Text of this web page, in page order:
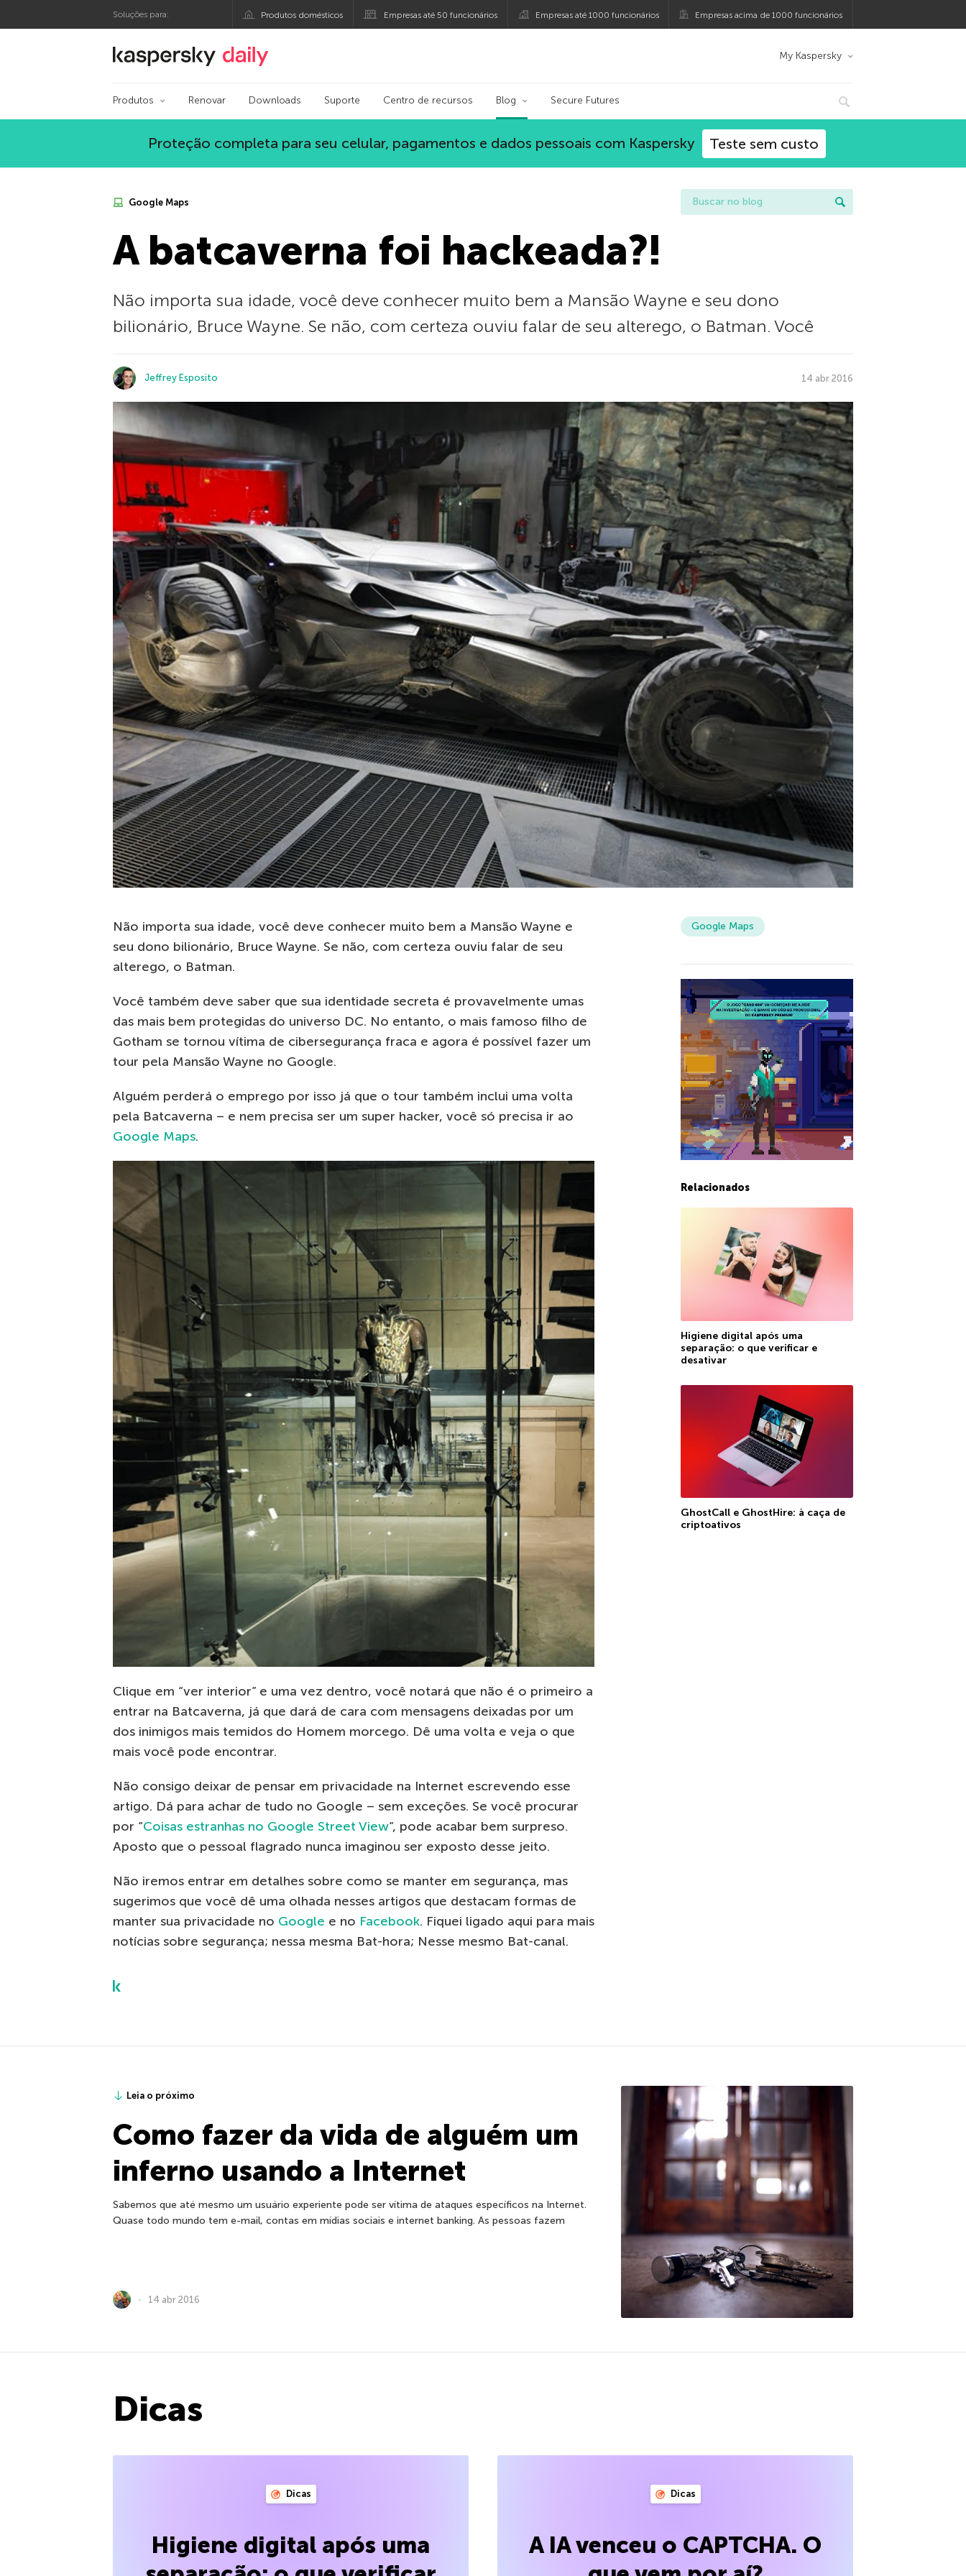
Soluções para: Produtos domésticos Empresas até 50 funcionários Empresas até 1000 funcionários Empresas acima de 1000 funcionários
Blog oficial da Kaspersky My Kaspersky
Produtos Renovar Downloads Suporte Centro de recursos Blog Secure Futures
Proteção completa para seu celular, pagamentos e dados pessoais com Kaspersky Teste sem custo
Google Maps
A batcaverna foi hackeada?!
Não importa sua idade, você deve conhecer muito bem a Mansão Wayne e seu dono
bilionário, Bruce Wayne. Se não, com certeza ouviu falar de seu alterego, o Batman. Você
Jeffrey Esposito 14 abr 2016
Não importa sua idade, você deve conhecer muito bem a Mansão Wayne e
seu dono bilionário, Bruce Wayne. Se não, com certeza ouviu falar de seu
alterego, o Batman.
Você também deve saber que sua identidade secreta é provavelmente umas
das mais bem protegidas do universo DC. No entanto, o mais famoso filho de
Gotham se tornou vítima de cibersegurança fraca e agora é possível fazer um
tour pela Mansão Wayne no Google.
Alguém perderá o emprego por isso já que o tour também inclui uma volta
pela Batcaverna – e nem precisa ser um super hacker, você só precisa ir ao
Google Maps.
Clique em “ver interior” e uma vez dentro, você notará que não é o primeiro a
entrar na Batcaverna, já que dará de cara com mensagens deixadas por um
dos inimigos mais temidos do Homem morcego. Dê uma volta e veja o que
mais você pode encontrar.
Não consigo deixar de pensar em privacidade na Internet escrevendo esse
artigo. Dá para achar de tudo no Google – sem exceções. Se você procurar
por “Coisas estranhas no Google Street View“, pode acabar bem surpreso.
Aposto que o pessoal flagrado nunca imaginou ser exposto desse jeito.
Não iremos entrar em detalhes sobre como se manter em segurança, mas
sugerimos que você dê uma olhada nesses artigos que destacam formas de
manter sua privacidade no Google e no Facebook. Fiquei ligado aqui para mais
notícias sobre segurança; nessa mesma Bat-hora; Nesse mesmo Bat-canal.
Google Maps
Relacionados
Higiene digital após uma
separação: o que verificar e
desativar
GhostCall e GhostHire: à caça de
criptoativos
Leia o próximo
Como fazer da vida de alguém um
inferno usando a Internet
Sabemos que até mesmo um usuário experiente pode ser vítima de ataques específicos na Internet.
Quase todo mundo tem e-mail, contas em mídias sociais e internet banking. As pessoas fazem
14 abr 2016
Dicas
Dicas
Higiene digital após uma
Dicas
A IA venceu o CAPTCHA. O